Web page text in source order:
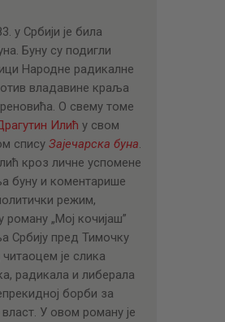
у Србији је била
Буну су подигли
Народне радикалне
владавине краља
О свему томе
Илић у свом
спису Зајечарска буна
кроз личне успомене
буну и коментарише
режим,
роману „Мој кочијаш”
Србију пред Тимочку
је слика
радикала и либерала
борби за
У овом роману је